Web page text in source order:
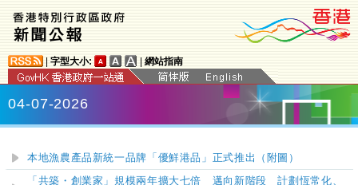
字型大小: 網站指南
04-07-2026
本地漁農產品新統一品牌「優鮮港品」正式推出（附圖）
「共築・創業家」規模兩年擴大七倍 邁向新階段 計劃恆常化、